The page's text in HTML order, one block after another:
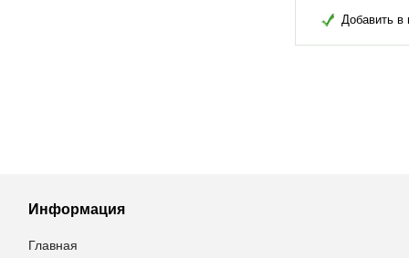
Добавить в
Информация
Главная